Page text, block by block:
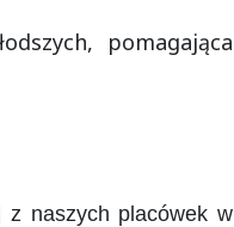
pomagająca
z naszych placówek w